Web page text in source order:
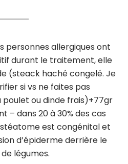
personnes allergiques ont
durant le traitement, elle
(steack haché congelé. Je
si vs ne faites pas
poulet ou dinde frais)+77gr
– dans 20 à 30% des cas
est congénital et
d’épiderme derrière le
légumes.